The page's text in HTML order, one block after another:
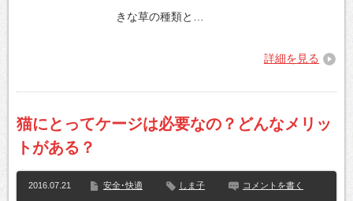
きな草の種類と…
詳細を見る
猫にとってケージは必要なの？どんなメリッ
トがある？
2016.07.21 安全･快適 しま子 コメントを書く